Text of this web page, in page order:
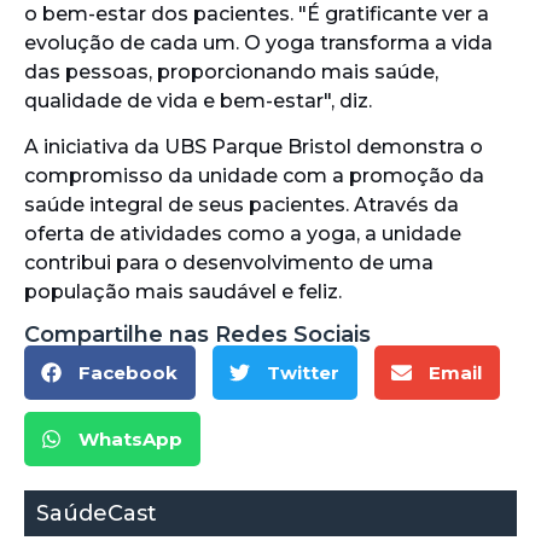
o bem-estar dos pacientes. "É gratificante ver a
evolução de cada um. O yoga transforma a vida
das pessoas, proporcionando mais saúde,
qualidade de vida e bem-estar", diz.
A iniciativa da UBS Parque Bristol demonstra o
compromisso da unidade com a promoção da
saúde integral de seus pacientes. Através da
oferta de atividades como a yoga, a unidade
contribui para o desenvolvimento de uma
população mais saudável e feliz.
Compartilhe nas Redes Sociais
Facebook Twitter Email
WhatsApp
SaúdeCast